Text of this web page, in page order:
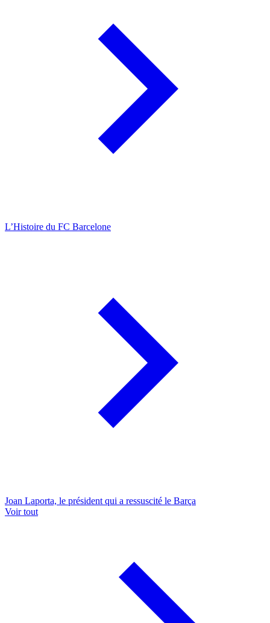
L’Histoire du FC Barcelone
Joan Laporta, le président qui a ressuscité le Barça
Voir tout